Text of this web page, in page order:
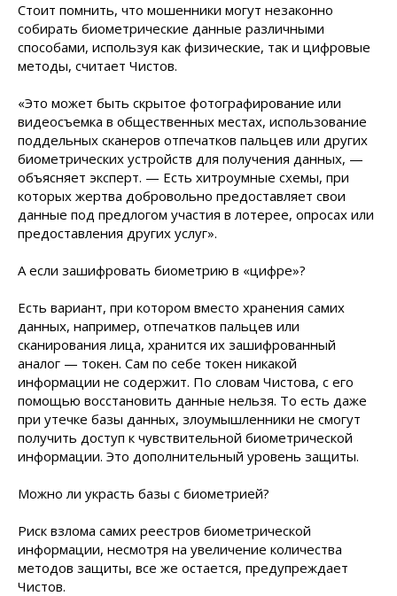
Стоит помнить, что мошенники могут незаконно
собирать биометрические данные различными
способами, используя как физические, так и цифровые
методы, считает Чистов.
«Это может быть скрытое фотографирование или
видеосъемка в общественных местах, использование
поддельных сканеров отпечатков пальцев или других
биометрических устройств для получения данных, —
объясняет эксперт. — Есть хитроумные схемы, при
которых жертва добровольно предоставляет свои
данные под предлогом участия в лотерее, опросах или
предоставления других услуг».
А если зашифровать биометрию в «цифре»?
Есть вариант, при котором вместо хранения самих
данных, например, отпечатков пальцев или
сканирования лица, хранится их зашифрованный
аналог — токен. Сам по себе токен никакой
информации не содержит. По словам Чистова, с его
помощью восстановить данные нельзя. То есть даже
при утечке базы данных, злоумышленники не смогут
получить доступ к чувствительной биометрической
информации. Это дополнительный уровень защиты.
Можно ли украсть базы с биометрией?
Риск взлома самих реестров биометрической
информации, несмотря на увеличение количества
методов защиты, все же остается, предупреждает
Чистов.